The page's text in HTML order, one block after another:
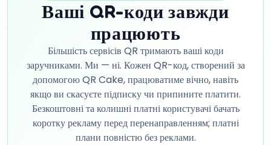
Ваші QR-коди завжди
працюють
Більшість сервісів QR тримають ваші коди
заручниками. Ми — ні. Кожен QR-код, створений за
допомогою QR Cake, працюватиме вічно, навіть
якщо ви скасуєте підписку чи припините платити.
Безкоштовні та колишні платні користувачі бачать
коротку рекламу перед перенаправленням; платні
плани повністю без реклами.